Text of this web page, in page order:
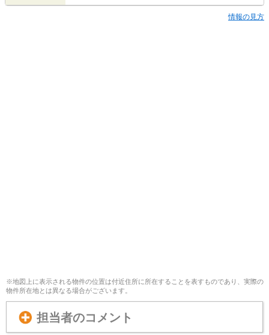
情報の見方
※地図上に表示される物件の位置は付近住所に所在することを表すものであり、実際の
物件所在地とは異なる場合がございます。
担当者のコメント